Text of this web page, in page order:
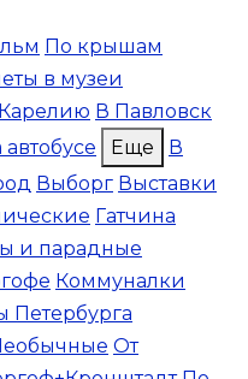
По крышам
в музеи
В Павловск
Еще
В
Выборг Выставки
Гатчина
и парадные
Коммуналки
Петербурга
От